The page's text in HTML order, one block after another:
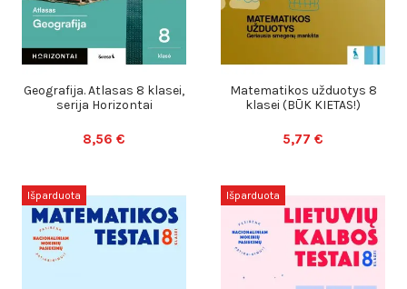
Geografija. Atlasas 8 klasei,
serija Horizontai
8,56 €
Matematikos užduotys 8
klasei (BŪK KIETAS!)
5,77 €
Išparduota Išparduota